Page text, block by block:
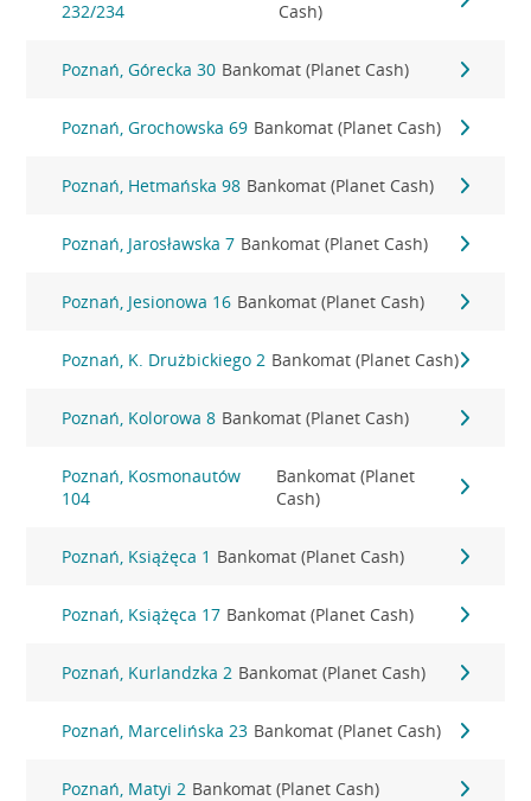
232/234 Cash)
Poznań, Górecka 30 Bankomat (Planet Cash)
Poznań, Grochowska 69 Bankomat (Planet Cash)
Poznań, Hetmańska 98 Bankomat (Planet Cash)
Poznań, Jarosławska 7 Bankomat (Planet Cash)
Poznań, Jesionowa 16 Bankomat (Planet Cash)
Poznań, K. Drużbickiego 2 Bankomat (Planet Cash)
Poznań, Kolorowa 8 Bankomat (Planet Cash)
Poznań, Kosmonautów
104
Bankomat (Planet
Cash)
Poznań, Książęca 1 Bankomat (Planet Cash)
Poznań, Książęca 17 Bankomat (Planet Cash)
Poznań, Kurlandzka 2 Bankomat (Planet Cash)
Poznań, Marcelińska 23 Bankomat (Planet Cash)
Poznań, Matyi 2 Bankomat (Planet Cash)